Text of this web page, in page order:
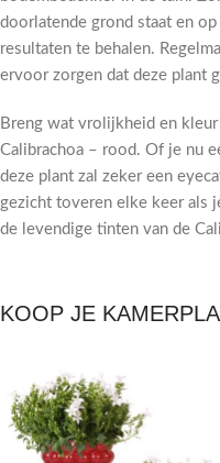
doorlatende grond staat en
resultaten te behalen.
ervoor zorgen dat deze plant
Breng wat vrolijkheid en
Calibrachoa – rood. Of je nu
deze plant zal zeker een
gezicht toveren elke keer als
de levendige tinten van de
KOOP JE